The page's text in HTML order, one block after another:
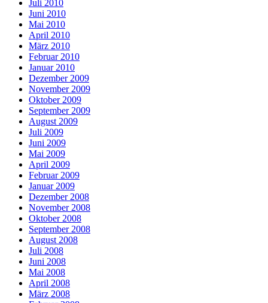
Juli 2010
Juni 2010
Mai 2010
April 2010
März 2010
Februar 2010
Januar 2010
Dezember 2009
November 2009
Oktober 2009
September 2009
August 2009
Juli 2009
Juni 2009
Mai 2009
April 2009
Februar 2009
Januar 2009
Dezember 2008
November 2008
Oktober 2008
September 2008
August 2008
Juli 2008
Juni 2008
Mai 2008
April 2008
März 2008